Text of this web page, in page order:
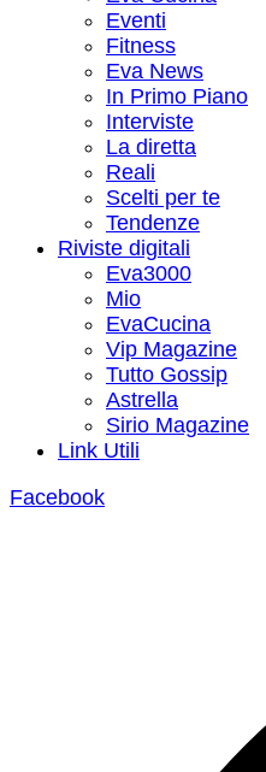
Eventi
Fitness
Eva News
In Primo Piano
Interviste
La diretta
Reali
Scelti per te
Tendenze
Riviste digitali
Eva3000
Mio
EvaCucina
Vip Magazine
Tutto Gossip
Astrella
Sirio Magazine
Link Utili
Facebook